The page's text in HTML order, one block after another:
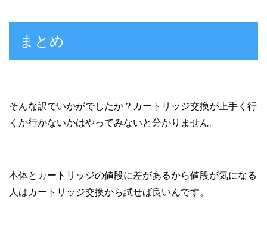
まとめ
そんな訳でいかがでしたか？カートリッジ交換が上手く行
くか行かないかはやってみないと分かりません。
本体とカートリッジの値段に差があるから値段が気になる
人はカートリッジ交換から試せば良いんです。